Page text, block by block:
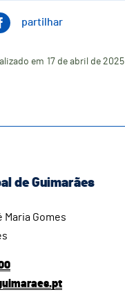
partilhar
em 17 de abril de 2025
de Guimarães
Maria Gomes